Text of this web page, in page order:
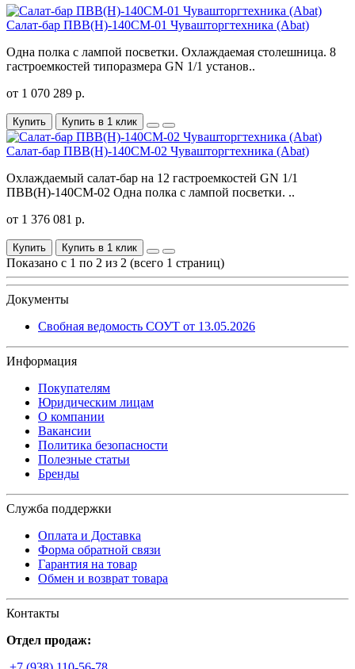
Салат-бар ПВВ(Н)-140СМ-01 Чувашторгтехника (Abat)
Одна полка с лампой посветки. Охлаждаемая столешница. 8
гастроемкостей типоразмера GN 1/1 установ..
от 1 070 289 р.
Купить Купить в 1 клик
Салат-бар ПВВ(Н)-140СМ-02 Чувашторгтехника (Abat)
Охлаждаемый салат-бар на 12 гастроемкостей GN 1/1
ПВВ(Н)-140СМ-02 Одна полка с лампой посветки. ..
от 1 376 081 р.
Купить Купить в 1 клик
Показано с 1 по 2 из 2 (всего 1 страниц)
Документы
Свобная ведомость СОУТ от 13.05.2026
Информация
Покупателям
Юридическим лицам
О компании
Вакансии
Политика безопасности
Полезные статьи
Бренды
Служба поддержки
Оплата и Доставка
Форма обратной связи
Гарантия на товар
Обмен и возврат товара
Контакты
Отдел продаж: